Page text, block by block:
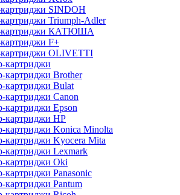
SINDOH
Triumph-Adler
картриджи КАТЮША
F+
OLIVETTI
картриджи
картриджи Brother
картриджи Bulat
картриджи Canon
картриджи Epson
картриджи HP
картриджи Konica Minolta
картриджи Kyocera Mita
картриджи Lexmark
картриджи Oki
Panasonic
картриджи Pantum